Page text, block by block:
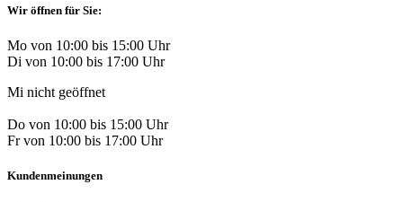
Wir öffnen für Sie:
Mo von 10:00 bis 15:00 Uhr
Di von 10:00 bis 17:00 Uhr
Mi nicht geöffnet
Do von 10:00 bis 15:00 Uhr
Fr von 10:00 bis 17:00 Uhr
Kundenmeinungen